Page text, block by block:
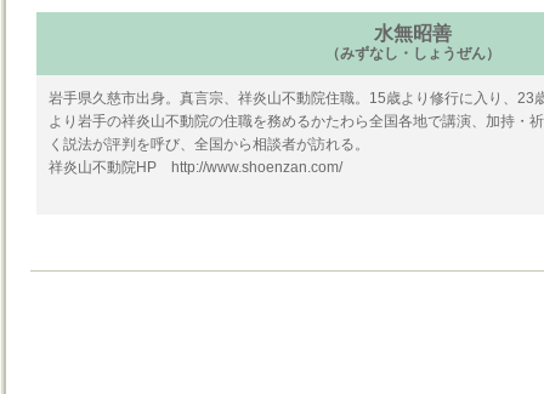
水無昭善
（みずなし・しょうぜん）
岩手県久慈市出身。真言宗、祥炎山不動院住職。15歳より修行に入り、23
より岩手の祥炎山不動院の住職を務めるかたわら全国各地で講演、加持・
く説法が評判を呼び、全国から相談者が訪れる。
祥炎山不動院HP http://www.shoenzan.com/